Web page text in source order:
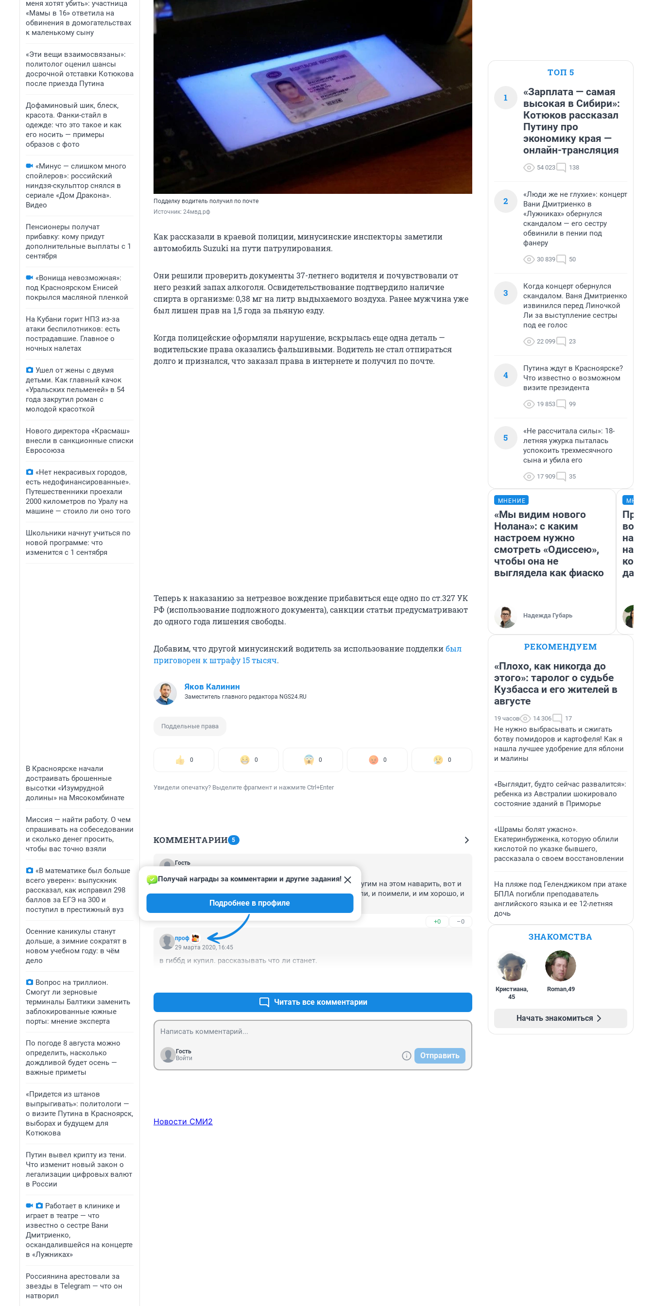
меня хотят убить»: участница
«Мамы в 16» ответила на
обвинения в домогательствах
к маленькому сыну
«Эти вещи взаимосвязаны»:
политолог оценил шансы
досрочной отставки Котюкова
после приезда Путина
Дофаминовый шик, блеск,
красота. Фанки-стайл в
одежде: что это такое и как
его носить — примеры
образов с фото
«Минус — слишком много
спойлеров»: российский
ниндзя-скульптор снялся в
сериале «Дом Дракона».
Видео
Пенсионеры получат
прибавку: кому придут
дополнительные выплаты с 1
сентября
«Вонища невозможная»:
под Красноярском Енисей
покрылся масляной пленкой
На Кубани горит НПЗ из-за
атаки беспилотников: есть
пострадавшие. Главное о
ночных налетах
Ушел от жены с двумя
детьми. Как главный качок
«Уральских пельменей» в 54
года закрутил роман с
молодой красоткой
Нового директора «Красмаш»
внесли в санкционные списки
Евросоюза
«Нет некрасивых городов,
есть недофинансированные».
Путешественники проехали
2000 километров по Уралу на
машине — стоило ли оно того
Школьники начнут учиться по
новой программе: что
изменится с 1 сентября
В Красноярске начали
достраивать брошенные
высотки «Изумрудной
долины» на Мясокомбинате
Миссия — найти работу. О чем
спрашивать на собеседовании
и сколько денег просить,
чтобы вас точно взяли
«В математике был больше
всего уверен»: выпускник
рассказал, как исправил 298
баллов за ЕГЭ на 300 и
поступил в престижный вуз
Осенние каникулы станут
дольше, а зимние сократят в
новом учебном году: в чём
дело
Вопрос на триллион.
Смогут ли зерновые
терминалы Балтики заменить
заблокированные южные
порты: мнение эксперта
По погоде 8 августа можно
определить, насколько
дождливой будет осень —
важные приметы
«Придется из штанов
выпрыгивать»: политологи —
о визите Путина в Красноярск,
выборах и будущем для
Котюкова
Путин вывел крипту из тени.
Что изменит новый закон о
легализации цифровых валют
в России
Работает в клинике и
играет в театре — что
известно о сестре Вани
Дмитриенко,
оскандалившейся на концерте
в «Лужниках»
Россиянина арестовали за
звезды в Telegram — что он
натворил
Подделку водитель получил по почте
Источник: 24мвд.рф
Как рассказали в краевой полиции, минусинские инспекторы заметили
автомобиль Suzuki на пути патрулирования.
Они решили проверить документы 37-летнего водителя и почувствовали от
него резкий запах алкоголя. Освидетельствование подтвердило наличие
спирта в организме: 0,38 мг на литр выдыхаемого воздуха. Ранее мужчина уже
был лишен прав на 1,5 года за пьяную езду.
Когда полицейские оформляли нарушение, вскрылась еще одна деталь —
водительские права оказались фальшивыми. Водитель не стал отпираться
долго и признался, что заказал права в интернете и получил по почте.
Теперь к наказанию за нетрезвое вождение прибавиться еще одно по ст.327 УК
РФ (использование подложного документа), санкции статьи предусматривают
до одного года лишения свободы.
Добавим, что другой минусинский водитель за использование подделкибыл
приговорен к штрафу 15 тысяч.
Яков Калинин
Заместитель главного редактора NGS24.RU
Поддельные права
0 0 0 0 0
Увидели опечатку? Выделите фрагмент и нажмите Ctrl+Enter
КОММЕНТАРИИ 5
Гость
А что? Всё взаимосвязанно, одним хочется покатать, а другим на этом наварить, вот и
наваривают, а потом куда надо, там уже знают, остановили, и поимели, и им хорошо, и
бюджет государственный пополняется.
+0 –0
проф
Получай награды за комментарии и другие задания!
Подробнее в профиле
29 марта 2020, 16:45
в гиббд и купил. рассказывать что ли станет.
Читать все комментарии
Гость
Войти
Отправить
Новости СМИ2
ТОП 5
1
«Зарплата — самая
высокая в Сибири»:
Котюков рассказал
Путину про
экономику края —
онлайн-трансляция
54 023 138
2
«Люди же не глухие»: концерт
Вани Дмитриенко в
«Лужниках» обернулся
скандалом — его сестру
обвинили в пении под
фанеру
30 839 50
3
Когда концерт обернулся
скандалом. Ваня Дмитриенко
извинился перед Линочкой
Ли за выступление сестры
под ее голос
22 099 23
4
Путина ждут в Красноярске?
Что известно о возможном
визите президента
19 853 99
5
«Не рассчитала силы»: 18-
летняя ужурка пыталась
успокоить трехмесячного
сына и убила его
17 909 35
МНЕНИЕ
«Мы видим нового
Нолана»: с каким
настроем нужно
смотреть «Одиссею»,
чтобы она не
выглядела как фиаско
Надежда Губарь
нам
даже
РЕКОМЕНДУЕМ
«Плохо, как никогда до
этого»: таролог о судьбе
Кузбасса и его жителей в
августе
19 часов 14 306 17
Не нужно выбрасывать и сжигать
ботву помидоров и картофеля! Как я
нашла лучшее удобрение для яблони
и малины
«Выглядит, будто сейчас развалится»:
ребенка из Австралии шокировало
состояние зданий в Приморье
«Шрамы болят ужасно».
Екатеринбурженка, которую облили
кислотой по указке бывшего,
рассказала о своем восстановлении
На пляже под Геленджиком при атаке
БПЛА погибли преподаватель
английского языка и ее 12-летняя
дочь
ЗНАКОМСТВА
Кристиана,
45
Roman,49
Начать знакомиться